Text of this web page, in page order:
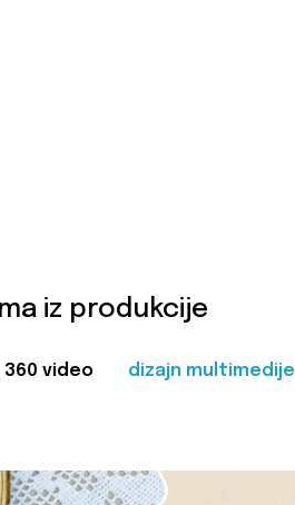
iz produkcije
360 video dizajn multimedije